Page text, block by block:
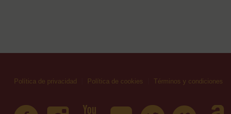
Política de privacidad Política de cookies Términos y condiciones